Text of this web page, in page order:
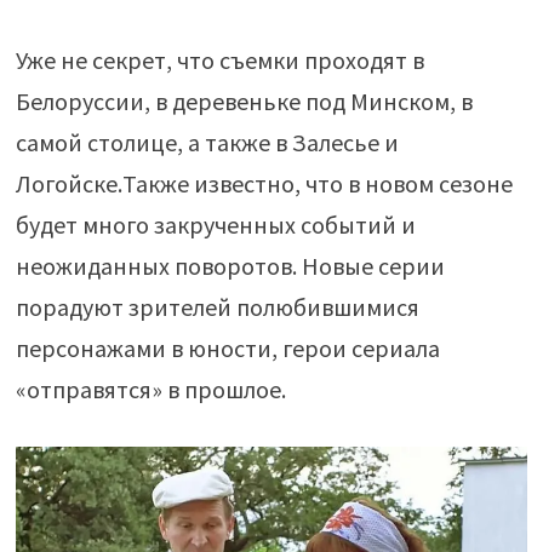
Уже не секрет, что съемки проходят в
Белоруссии, в деревеньке под Минском, в
самой столице, а также в Залесье и
Логойске.Также известно, что в новом сезоне
будет много закрученных событий и
неожиданных поворотов. Новые серии
порадуют зрителей полюбившимися
персонажами в юности, герои сериала
«отправятся» в прошлое.